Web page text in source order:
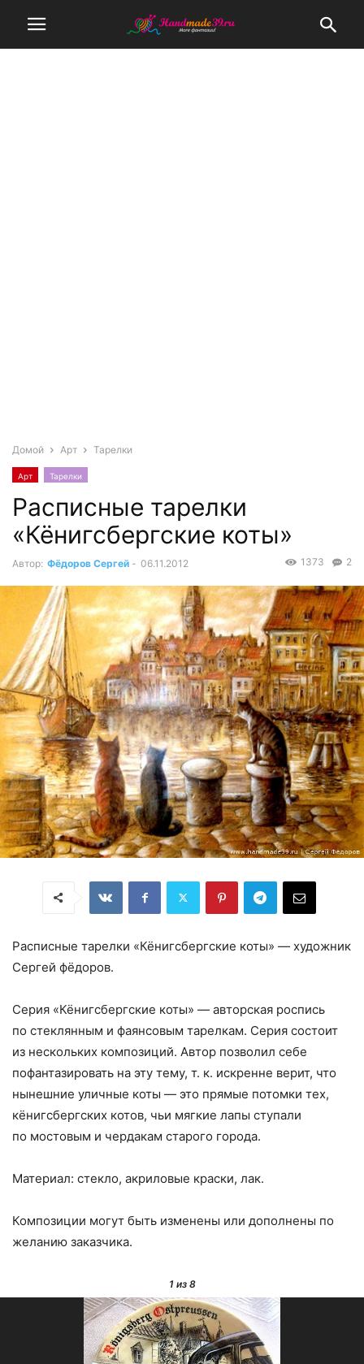
Домой Арт Тарелки
Арт Тарелки
Расписные тарелки
«Кёнигсбергские коты»
Автор: Фёдоров Сергей - 06.11.2012 2
1373
Расписные тарелки «Кёнигсбергские коты» — художник
Сергей фёдоров.
Серия «Кёнигсбергские коты» — авторская роспись
по стеклянным и фаянсовым тарелкам. Серия состоит
из нескольких композиций. Автор позволил себе
пофантазировать на эту тему, т. к. искренне верит, что
нынешние уличные коты — это прямые потомки тех,
кёнигсбергских котов, чьи мягкие лапы ступали
по мостовым и чердакам старого города.
Материал: стекло, акриловые краски, лак.
Композиции могут быть изменены или дополнены по
желанию заказчика.
1из 8